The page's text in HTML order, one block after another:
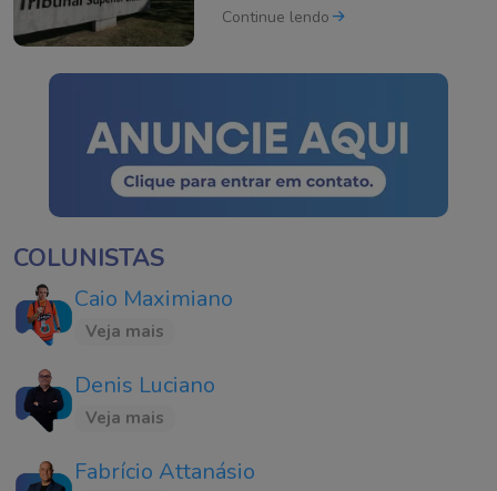
Continue lendo
COLUNISTAS
Caio Maximiano
Veja mais
Denis Luciano
Veja mais
Fabrício Attanásio